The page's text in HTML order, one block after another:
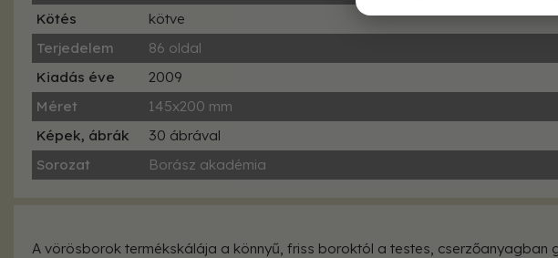
Kötés
kötve
Terjedelem
86 oldal
Kiadás éve
2009
Méret
145x200 mm
Képek, ábrák
30 ábrával
Sorozat
Borász akadémia
A vörösborok termékskálája a könnyű, friss boroktól a testes,